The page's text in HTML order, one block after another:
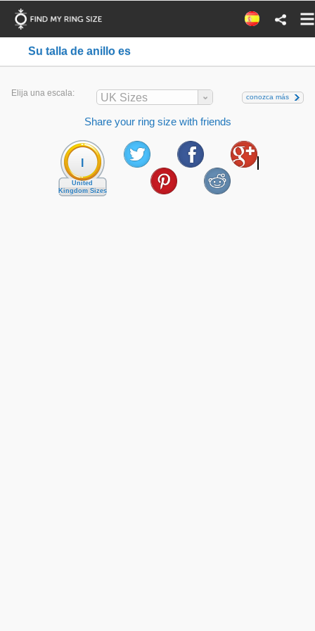
Su talla de anillo es
Elija una escala: UK Sizes conozca más
Share your ring size with friends
United
Kingdom Sizes